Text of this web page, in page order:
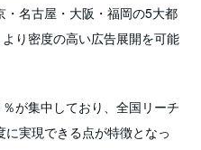
・名古屋・大阪・福岡の5大都
り密度の高い広告展開を可能
が集中しており、全国リーチ
実現できる点が特徴となっ